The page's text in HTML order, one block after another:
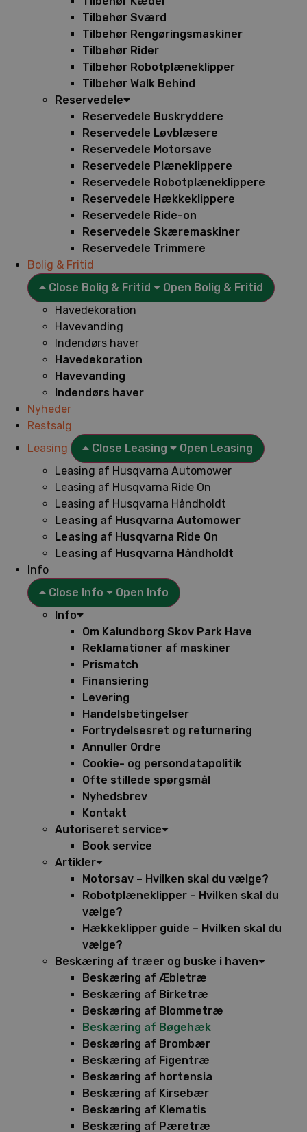
Tilbehør Sværd
Tilbehør Rengøringsmaskiner
Tilbehør Rider
Tilbehør Robotplæneklipper
Tilbehør Walk Behind
Reservedele
Reservedele Buskryddere
Reservedele Løvblæsere
Reservedele Motorsave
Reservedele Plæneklippere
Reservedele Robotplæneklippere
Reservedele Hækkeklippere
Reservedele Ride-on
Reservedele Skæremaskiner
Reservedele Trimmere
Bolig & Fritid
Close Bolig & Fritid
Open Bolig & Fritid
Havedekoration
Havevanding
Indendørs haver
Havedekoration
Havevanding
Indendørs haver
Nyheder
Restsalg
Leasing
Close Leasing
Open Leasing
Leasing af Husqvarna Automower
Leasing af Husqvarna Ride On
Leasing af Husqvarna Håndholdt
Leasing af Husqvarna Automower
Leasing af Husqvarna Ride On
Leasing af Husqvarna Håndholdt
Info
Close Info
Open Info
Info
Om Kalundborg Skov Park Have
Reklamationer af maskiner
Prismatch
Finansiering
Levering
Handelsbetingelser
Fortrydelsesret og returnering
Annuller Ordre
Cookie- og persondatapolitik
Ofte stillede spørgsmål
Nyhedsbrev
Kontakt
Autoriseret service
Book service
Artikler
Motorsav – Hvilken skal du vælge?
Robotplæneklipper – Hvilken skal du
vælge?
Hækkeklipper guide – Hvilken skal du
vælge?
Beskæring af træer og buske i haven
Beskæring af Æbletræ
Beskæring af Birketræ
Beskæring af Blommetræ
Beskæring af Bøgehæk
Beskæring af Brombær
Beskæring af Figentræ
Beskæring af hortensia
Beskæring af Kirsebær
Beskæring af Klematis
Beskæring af Pæretræ